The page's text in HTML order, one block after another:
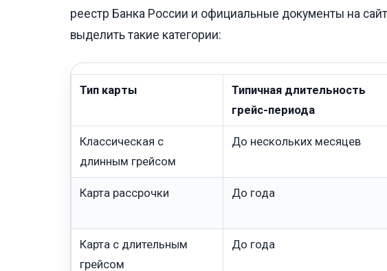
реестр Банка России и официальные документы на
выделить такие категории:
Тип карты
Типичная длительность
грейс-периода
Классическая с
длинным грейсом
До нескольких месяцев
Карта рассрочки До года
Карта с длительным
грейсом
До года